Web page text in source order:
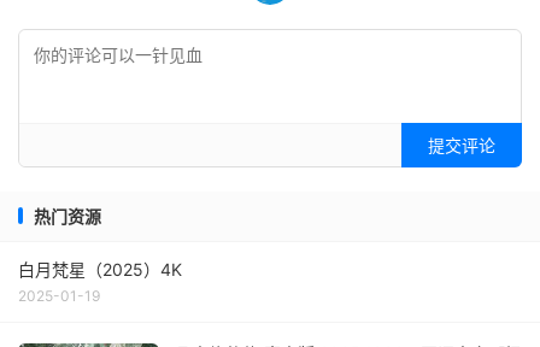
提交评论
热门资源
白月梵星（2025）4K
2025-01-19